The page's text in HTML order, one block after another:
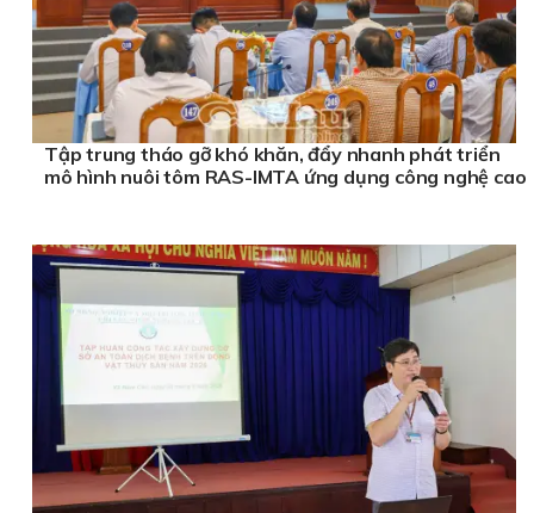
Tập trung tháo gỡ khó khăn, đẩy nhanh phát triển
mô hình nuôi tôm RAS-IMTA ứng dụng công nghệ cao